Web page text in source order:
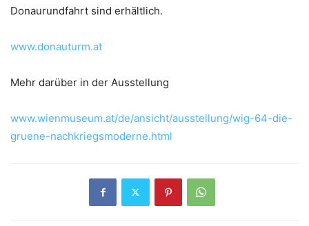
Donaurundfahrt sind erhältlich.
www.donauturm.at
Mehr darüber in der Ausstellung
www.wienmuseum.at/de/ansicht/ausstellung/wig-64-die-
gruene-nachkriegsmoderne.html